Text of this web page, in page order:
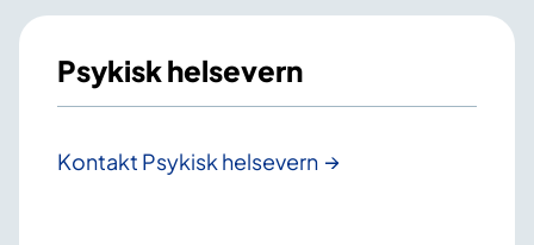
Psykisk helsevern
Kontakt Psykisk helsevern